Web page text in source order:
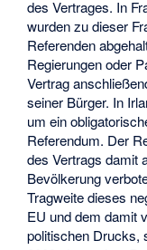
des Vertrages. In
wurden zu dieser
Referenden
Regierungen oder
Vertrag
seiner Bürger. In
um ein
Referendum. Der
des Vertrags damit
Bevölkerung
Tragweite dieses
EU und dem damit
politischen Drucks,